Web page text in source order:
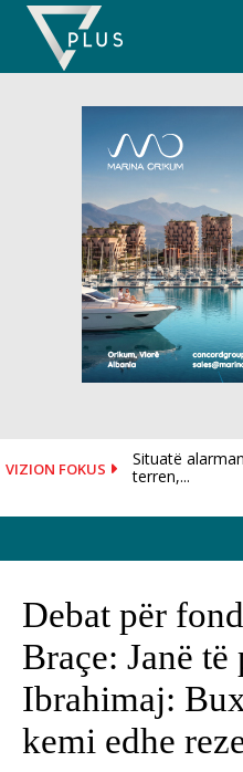
Skip
content
VIZION FOKUS
Situatë
terren,...
Debat për
Braçe: Janë
Ibrahimaj:
kemi edhe